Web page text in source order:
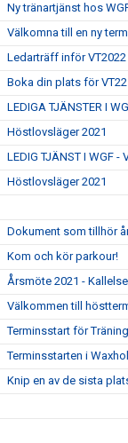
Ny tränartjänst hos
Välkomna till en ny
Ledarträff inför VT2022
Boka din plats för VT22
LEDIGA TJÄNSTER I
Höstlovsläger 2021
LEDIG TJÄNST I WGF
Höstlovsläger 2021
Dokument som tillhör
Kom och kör parkour!
Årsmöte 2021 -
Välkommen till
Terminsstart för
Terminsstarten i
Knip en av de sista